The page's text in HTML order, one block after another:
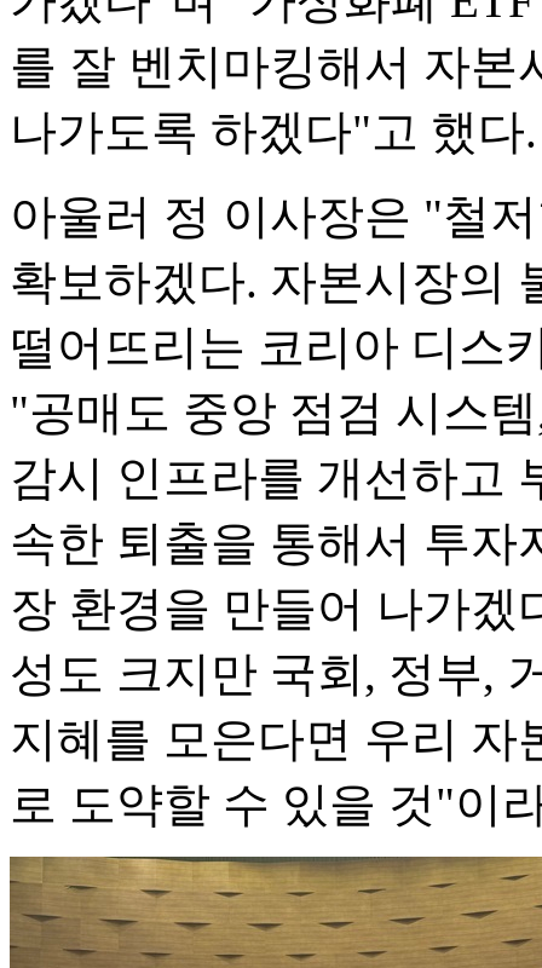
를 잘 벤치마킹해서 자본
나가도록 하겠다"고 했다.
아울러 정 이사장은 "철
확보하겠다. 자본시장의
떨어뜨리는 코리아 디스
"공매도 중앙 점검 시스
감시 인프라를 개선하고
속한 퇴출을 통해서 투자
장 환경을 만들어 나가겠
성도 크지만 국회, 정부,
지혜를 모은다면 우리 자
로 도약할 수 있을 것"이